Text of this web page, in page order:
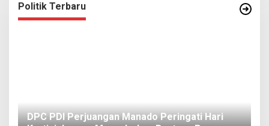
Politik Terbaru
DPC PDI Perjuangan Manado Peringati Hari